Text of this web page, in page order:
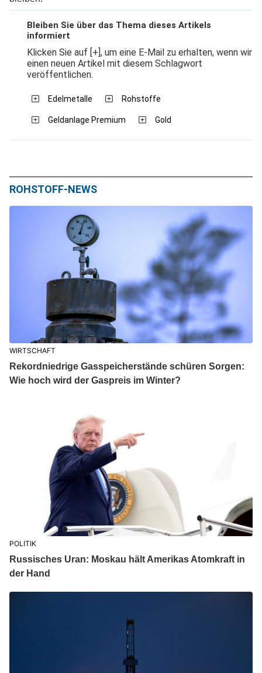
Bleiben Sie über das Thema dieses Artikels
informiert
Klicken Sie auf [+], um eine E-Mail zu erhalten, wenn wir
einen neuen Artikel mit diesem Schlagwort
veröffentlichen.
Edelmetalle Rohstoffe
Geldanlage Premium Gold
ROHSTOFF-NEWS
WIRTSCHAFT
Rekordniedrige Gasspeicherstände schüren Sorgen:
Wie hoch wird der Gaspreis im Winter?
POLITIK
Russisches Uran: Moskau hält Amerikas Atomkraft in
der Hand